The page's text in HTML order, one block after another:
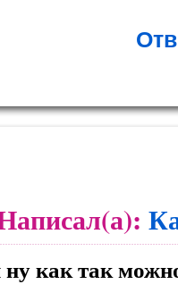
ну как так